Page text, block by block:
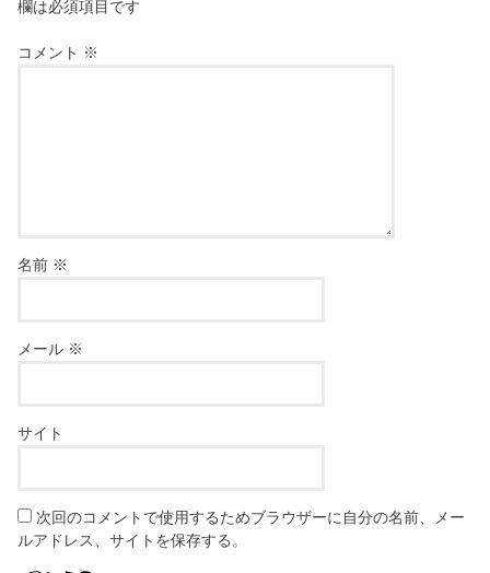
欄は必須項目です
コメント ※
名前 ※
メール ※
サイト
次回のコメントで使用するためブラウザーに自分の名前、メー
ルアドレス、サイトを保存する。